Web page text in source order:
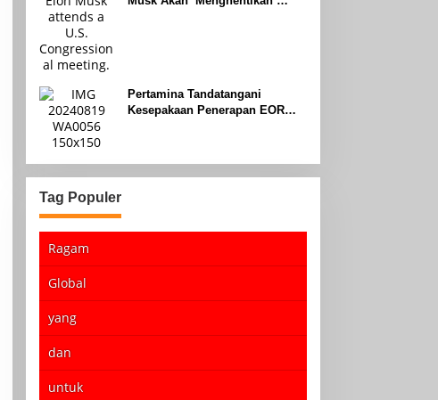
Pertamina Tandatangani
Kesepakaan Penerapan EOR
Tag Populer
Ragam
Global
yang
dan
untuk